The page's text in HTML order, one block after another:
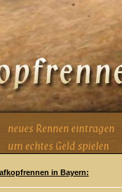
in Bayern: